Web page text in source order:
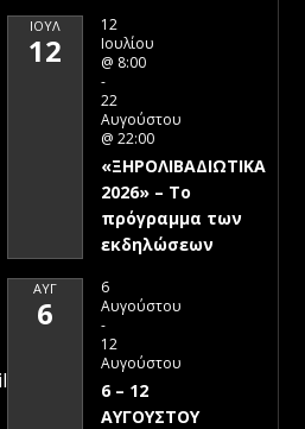
ΙΟΎΛ
12
12
Ιουλίου
@ 8:00
-
22
Αυγούστου
@ 22:00
«ΞΗΡΟΛΙΒΑΔΙΩΤΙΚΑ
2026» – To
πρόγραμμα των
εκδηλώσεων
ΑΥΓ
6
6
Αυγούστου
-
12
Αυγούστου
6 – 12
ΑΥΓΟΥΣΤΟΥ